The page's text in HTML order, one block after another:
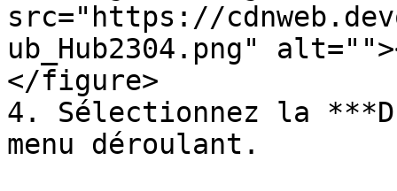
src="https://
ub_Hub2304.png"
</figure>
4. Sélectionnez la
menu déroulant.